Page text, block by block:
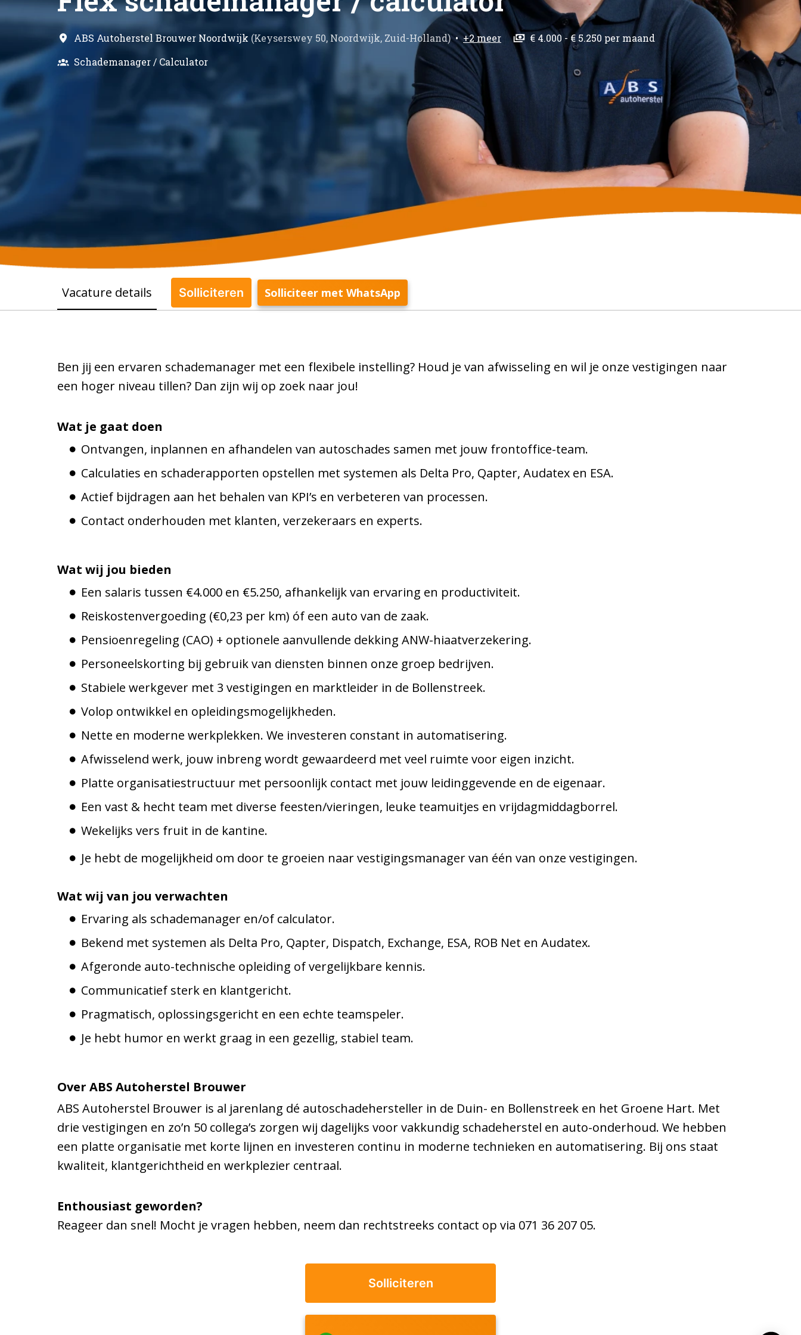
ABS Autoherstel Brouwer Noordwijk (Keyserswey 50, Noordwijk, Zuid-Holland) • +2 meer
€ 4.000 - € 5.250 per maand
Schademanager / Calculator
Vacature details Solliciteren Solliciteer met WhatsApp
Ben jij een ervaren schademanager met een flexibele instelling? Houd je van afwisseling en wil je onze vestigingen naar
een hoger niveau tillen? Dan zijn wij op zoek naar jou!
Wat je gaat doen
Ontvangen, inplannen en afhandelen van autoschades samen met jouw frontoffice-team.
Calculaties en schaderapporten opstellen met systemen als Delta Pro, Qapter, Audatex en ESA.
Actief bijdragen aan het behalen van KPI’s en verbeteren van processen.
Contact onderhouden met klanten, verzekeraars en experts.
Wat wij jou bieden
Een salaris tussen €4.000 en €5.250, afhankelijk van ervaring en productiviteit.
Reiskostenvergoeding (€0,23 per km) óf een auto van de zaak.
Pensioenregeling (CAO) + optionele aanvullende dekking ANW-hiaatverzekering.
Personeelskorting bij gebruik van diensten binnen onze groep bedrijven.
Stabiele werkgever met 3 vestigingen en marktleider in de Bollenstreek.
Volop ontwikkel en opleidingsmogelijkheden.
Nette en moderne werkplekken. We investeren constant in automatisering.
Afwisselend werk, jouw inbreng wordt gewaardeerd met veel ruimte voor eigen inzicht.
Platte organisatiestructuur met persoonlijk contact met jouw leidinggevende en de eigenaar.
Een vast & hecht team met diverse feesten/vieringen, leuke teamuitjes en vrijdagmiddagborrel.
Wekelijks vers fruit in de kantine.
Je hebt de mogelijkheid om door te groeien naar vestigingsmanager van één van onze vestigingen.
Wat wij van jou verwachten
Ervaring als schademanager en/of calculator.
Bekend met systemen als Delta Pro, Qapter, Dispatch, Exchange, ESA, ROB Net en Audatex.
Afgeronde auto-technische opleiding of vergelijkbare kennis.
Communicatief sterk en klantgericht.
Pragmatisch, oplossingsgericht en een echte teamspeler.
Je hebt humor en werkt graag in een gezellig, stabiel team.
Over ABS Autoherstel Brouwer
ABS Autoherstel Brouwer is al jarenlang dé autoschadehersteller in de Duin- en Bollenstreek en het Groene Hart. Met
drie vestigingen en zo’n 50 collega’s zorgen wij dagelijks voor vakkundig schadeherstel en auto-onderhoud. We hebben
een platte organisatie met korte lijnen en investeren continu in moderne technieken en automatisering. Bij ons staat
kwaliteit, klantgerichtheid en werkplezier centraal.
Enthousiast geworden?
Reageer dan snel! Mocht je vragen hebben, neem dan rechtstreeks contact op via 071 36 207 05.
Solliciteren